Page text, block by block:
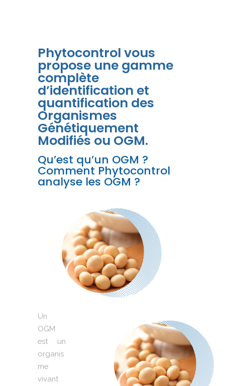
Phytocontrol vous
propose une gamme
complète
d’identification et
quantification des
Organismes
Génétiquement
Modifiés ou OGM.
Qu’est qu’un OGM ?
Comment Phytocontrol
analyse les OGM ?
Un
OGM
est un
organis
me
vivant